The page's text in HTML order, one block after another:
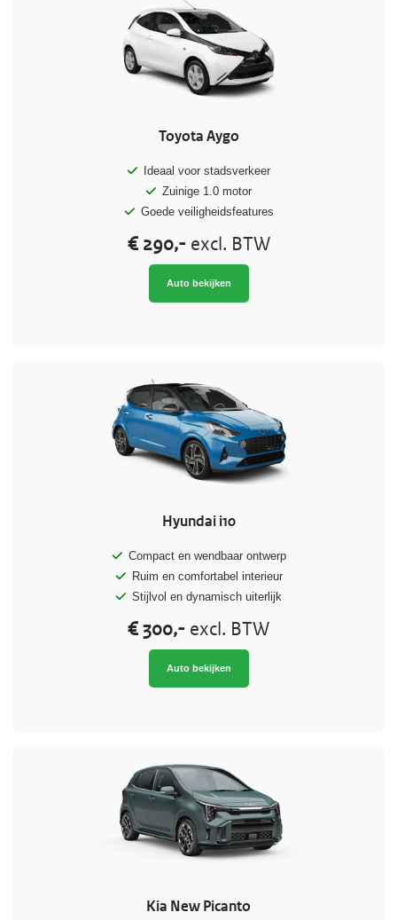
Toyota Aygo
Ideaal voor stadsverkeer
Zuinige 1.0 motor
Goede veiligheidsfeatures
€ 290,- excl. BTW
Auto bekijken
Hyundai i10
Compact en wendbaar ontwerp
Ruim en comfortabel interieur
Stijlvol en dynamisch uiterlijk
€ 300,- excl. BTW
Auto bekijken
Kia New Picanto